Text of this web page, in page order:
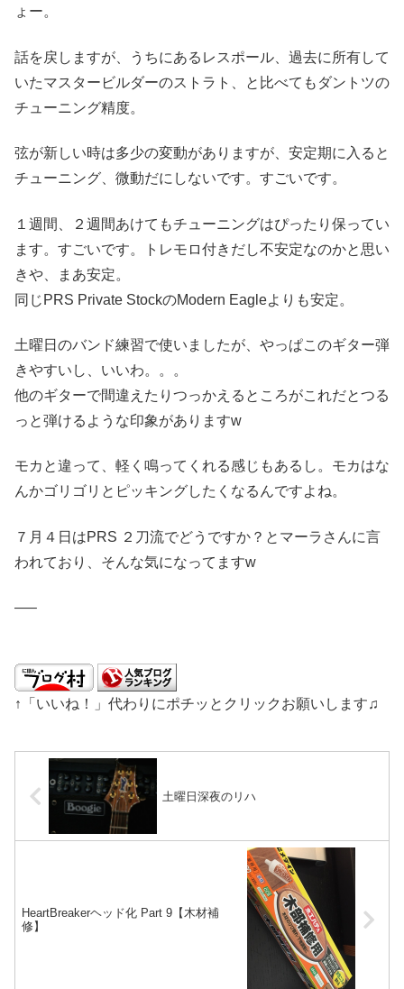
ょー。
話を戻しますが、うちにあるレスポール、過去に所有して
いたマスタービルダーのストラト、と比べてもダントツの
チューニング精度。
弦が新しい時は多少の変動がありますが、安定期に入ると
チューニング、微動だにしないです。すごいです。
１週間、２週間あけてもチューニングはぴったり保ってい
ます。すごいです。トレモロ付きだし不安定なのかと思い
きや、まあ安定。
同じPRS Private StockのModern Eagleよりも安定。
土曜日のバンド練習で使いましたが、やっぱこのギター弾
きやすいし、いいわ。。。
他のギターで間違えたりつっかえるところがこれだとつる
っと弾けるような印象がありますw
モカと違って、軽く鳴ってくれる感じもあるし。モカはな
んかゴリゴリとピッキングしたくなるんですよね。
７月４日はPRS ２刀流でどうですか？とマーラさんに言
われており、そんな気になってますw
—–
↑「いいね！」代わりにポチッとクリックお願いします♫
土曜日深夜のリハ
HeartBreakerヘッド化 Part 9【木材補
修】